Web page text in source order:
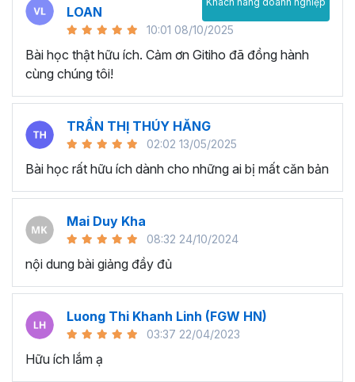
LOAN
10:01 08/10/2025
Bài học thật hữu ích. Cảm ơn Gitiho đã đồng hành
cùng chúng tôi!
TRẦN THỊ THÚY HĂNG
02:02 13/05/2025
Bài học rất hữu ích dành cho những ai bị mất căn bản
Mai Duy Kha
08:32 24/10/2024
nội dung bài giảng đầy đủ
Luong Thi Khanh Linh (FGW HN)
03:37 22/04/2023
Hữu ích lắm ạ